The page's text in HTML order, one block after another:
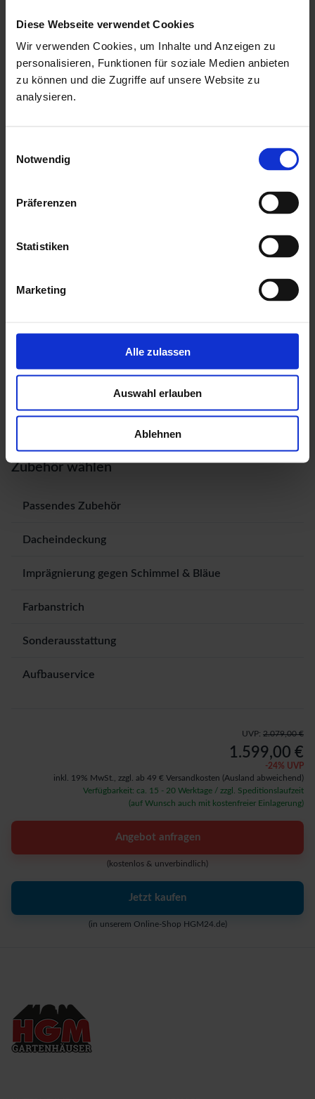
Diese Webseite verwendet Cookies
Wir verwenden Cookies, um Inhalte und Anzeigen zu
personalisieren, Funktionen für soziale Medien anbieten
zu können und die Zugriffe auf unsere Website zu
analysieren.
Notwendig
Präferenzen
Statistiken
Marketing
Alle zulassen
Auswahl erlauben
Ablehnen
min. 16 mm Nut & Feder Holz für Dachbereich
ohne Fussboden & Unterkonstruktion
mit Echtglaseinsätzen als kostenlose Beigabe
mit einer Montageanleitung
Zubehör wählen
Passendes Zubehör
Dacheindeckung
Imprägnierung gegen Schimmel & Bläue
Farbanstrich
Sonderausstattung
Aufbauservice
UVP: 2.079,00 €
1.599,00 €
-24% UVP
inkl. 19% MwSt., zzgl. ab 49 € Versandkosten (Ausland abweichend)
Verfügbarkeit: ca. 15 - 20 Werktage / zzgl. Speditionslaufzeit
(auf Wunsch auch mit kostenfreier Einlagerung)
Angebot anfragen
(kostenlos & unverbindlich)
Jetzt kaufen
(in unserem Online-Shop HGM24.de)